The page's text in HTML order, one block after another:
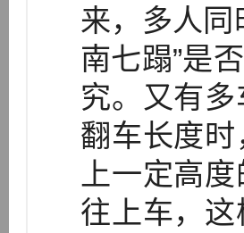
来，多人同
南七蹋”是
究。又有
翻车长度
上一定高
往上车，